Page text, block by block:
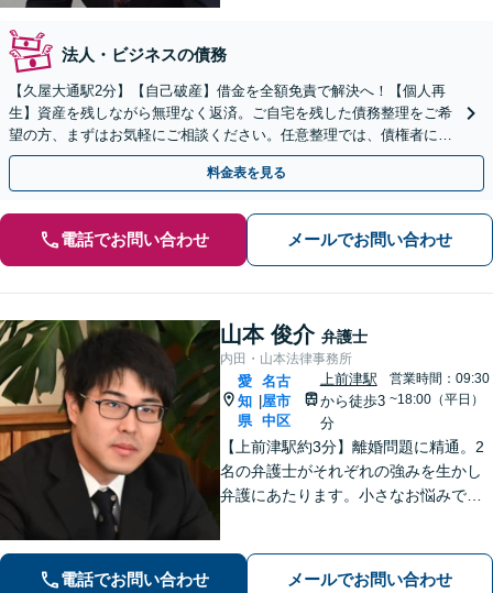
法人・ビジネスの債務
【久屋大通駅2分】【自己破産】借金を全額免責で解決へ！【個人再
生】資産を残しながら無理なく返済。ご自宅を残した債務整理をご希
望の方、まずはお気軽にご相談ください。任意整理では、債権者に対
して粘り強く交渉いたします！
料金表を見る
電話でお問い合わせ メールでお問い合わせ
山本 俊介 弁護士
内田・山本法律事務所
愛
知
県
名古
屋市
中区
上前津駅
から徒歩3
分
営業時間：09:30
~18:00（平日）
【上前津駅約3分】離婚問題に精通。2
名の弁護士がそれぞれの強みを生かし
弁護にあたります。小さなお悩みで
イスを行います！【初回相談無料】
電話でお問い合わせ メールでお問い合わせ